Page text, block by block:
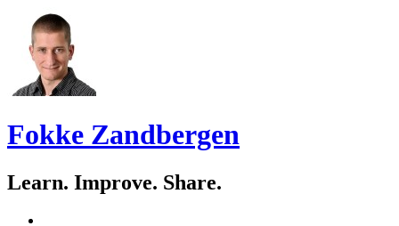
Fokke Zandbergen
Learn. Improve. Share.